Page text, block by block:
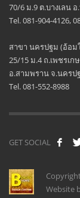
70/6 ม.9 ต.บางเลน
Tel. 081-904-4126,
สาขา นครปฐม (อ้อ
25/15 ม.4 ถ.เพชรเ
อ.สามพราน จ.นครป
Tel. 081-552-8988
GET SOCIAL
Website